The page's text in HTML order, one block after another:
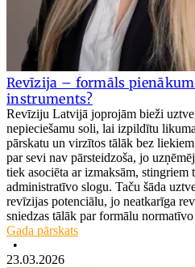
Revīzija – formāls
instruments?
Revīziju Latvijā joprojām bieži
nepieciešamu soli, lai izpildītu
pārskatu un virzītos tālāk bez
par sevi nav pārsteidzoša, jo
tiek asociēta ar izmaksām, stingriem
administratīvo slogu. Taču šāda
revīzijas potenciālu, jo neatkarīga
sniedzas tālāk par formālu
Gada pārskats
•
23.03.2026